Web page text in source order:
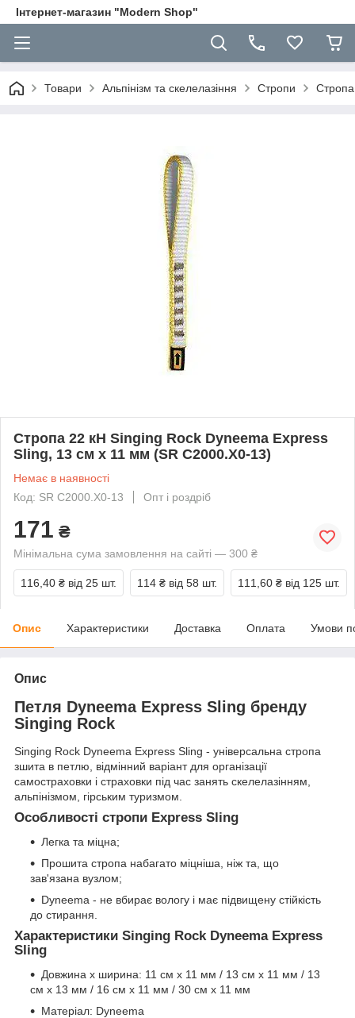
Інтернет-магазин "Modern Shop"
Товари Альпінізм та скелелазіння Стропи
Стропа 22 кН Singing Rock Dyneema Express
Sling, 13 см х 11 мм (SR C2000.X0-13)
Немає в наявності
Код: SR C2000.X0-13
Опт і роздріб
171 ₴
Мінімальна сума замовлення на сайті — 300 ₴
116,40 ₴ від 25 шт. 114 ₴ від 58 шт. 111,60 ₴ від 125 шт.
Опис Характеристики Доставка Оплата Умови
Опис
Петля Dyneema Express Sling бренду
Singing Rock
Singing Rock Dyneema Express Sling - універсальна стропа
зшита в петлю, відмінний варіант для організації
самостраховки і страховки під час занять скелелазінням,
альпінізмом, гірським туризмом.
Особливості стропи Express Sling
Легка та міцна;
Прошита стропа набагато міцніша, ніж та, що
зав'язана вузлом;
Dyneema - не вбирає вологу і має підвищену стійкість
до стирання.
Характеристики Singing Rock Dyneema Express
Sling
Довжина x ширина: 11 см х 11 мм / 13 см x 11 мм / 13
см х 13 мм / 16 см x 11 мм / 30 см x 11 мм
Матеріал: Dyneema